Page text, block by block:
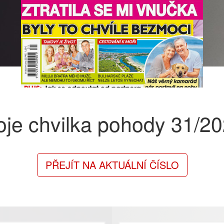
chvilka pohody 31/
PŘEJÍT NA AKTUÁLNÍ ČÍSLO